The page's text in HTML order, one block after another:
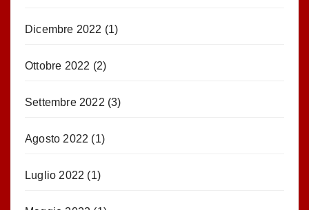
Dicembre 2022 (1)
Ottobre 2022 (2)
Settembre 2022 (3)
Agosto 2022 (1)
Luglio 2022 (1)